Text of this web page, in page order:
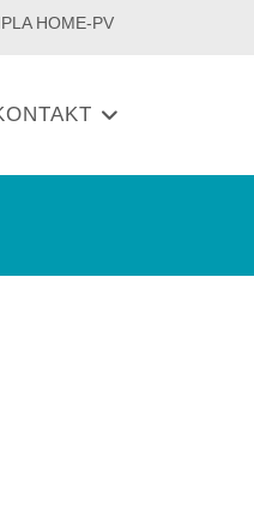
HOME-PV